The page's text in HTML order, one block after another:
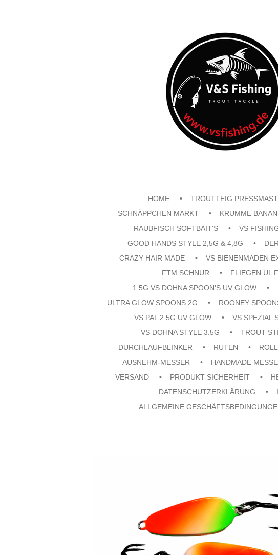
HOME TROUTTEIG
SCHNÄPPCHEN MARKT
KRUMME
RAUBFISCH SOFTBAIT'S
VS
GOOD HANDS STYLE 2,5G & 4,8G
CRAZY HAIR MADE
VS BIENENMADEN
FTM SCHNUR
FLIEGEN UL
1.5G VS DOHNA SPOON'S UV GLOW
ULTRA GLOW SPOONS 2G
ROONEY
VS PAL 2.5G UV GLOW
VS SPEZIAL
VS DOHNA STYLE 3.5G
TROUT
DURCHLAUFBLINKER
RUTEN
AUSNEHM-MESSER
HANDMADE
VERSAND
PRODUKT-SICHERHEIT
DATENSCHUTZERKLÄRUNG
ALLGEMEINE